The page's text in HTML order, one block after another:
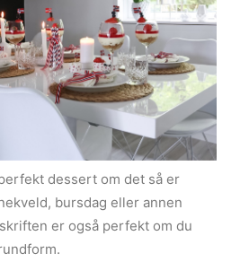
dessert om det så er
bursdag eller annen
er også perfekt om du